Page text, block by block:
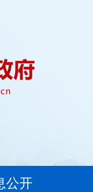
公开